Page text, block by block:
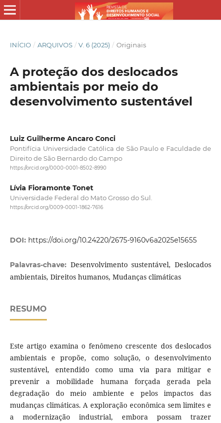
INÍCIO / ARQUIVOS / V. 6 (2025) / Originais
A proteção dos deslocados
ambientais por meio do
desenvolvimento sustentável
Luiz Guilherme Ancaro Conci
Pontifícia Universidade Católica de São Paulo e Faculdade de
Direito de São Bernardo do Campo
https://orcid.org/0000-0001-8502-8990
Lívia Fioramonte Tonet
Universidade Federal do Mato Grosso do Sul.
https://orcid.org/0009-0001-1862-7616
DOI: https://doi.org/10.24220/2675-9160v6a2025e15655
Palavras-chave: Desenvolvimento sustentável, Deslocados
ambientais, Direitos humanos, Mudanças climáticas
RESUMO
Este artigo examina o fenômeno crescente dos deslocados
ambientais e propõe, como solução, o desenvolvimento
sustentável, entendido como uma via para mitigar e
prevenir a mobilidade humana forçada gerada pela
degradação do meio ambiente e pelos impactos das
mudanças climáticas. A exploração econômica sem limites e
a modernização industrial, embora possam trazer